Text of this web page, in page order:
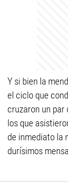
Y si bien la
el ciclo que
cruzaron un par
los que
de inmediato la
durísimos